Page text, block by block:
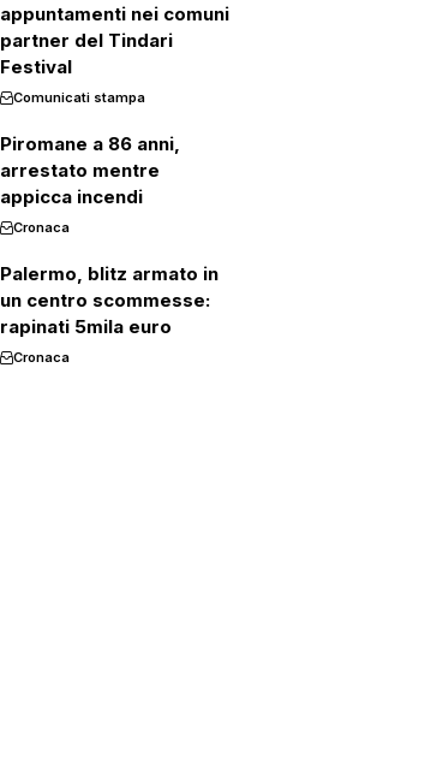
appuntamenti nei comuni
partner del Tindari
Festival
Comunicati stampa
Piromane a 86 anni,
arrestato mentre
appicca incendi
Cronaca
Palermo, blitz armato in
un centro scommesse:
rapinati 5mila euro
Cronaca